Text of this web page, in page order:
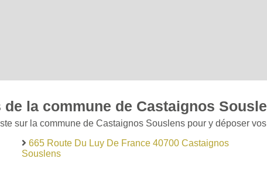
la commune de Castaignos
sur la commune de Castaignos Souslens pour y déposer
665 Route Du Luy De France 40700 Castaignos
Souslens